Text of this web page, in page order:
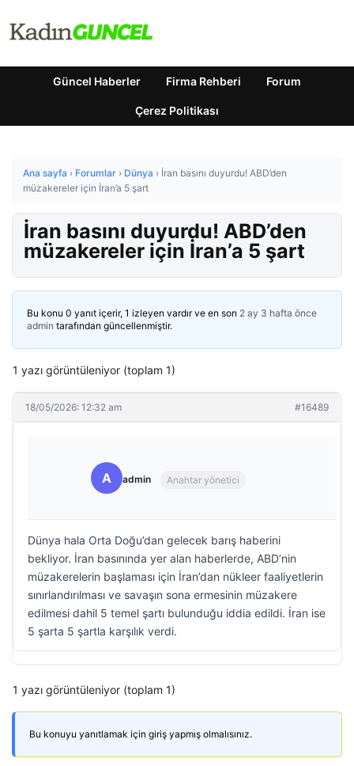
Güncel Haberler Firma Rehberi Forum
Çerez Politikası
Ana sayfa › Forumlar › Dünya › İran basını duyurdu! ABD’den
müzakereler için İran’a 5 şart
İran basını duyurdu! ABD’den
müzakereler için İran’a 5 şart
Bu konu 0 yanıt içerir, 1 izleyen vardır ve en son 2 ay 3 hafta önce
admin tarafından güncellenmiştir.
1 yazı görüntüleniyor (toplam 1)
18/05/2026: 12:32 am #16489
A admin Anahtar yönetici
Dünya hala Orta Doğu’dan gelecek barış haberini
bekliyor. İran basınında yer alan haberlerde, ABD’nin
müzakerelerin başlaması için İran’dan nükleer faaliyetlerin
sınırlandırılması ve savaşın sona ermesinin müzakere
edilmesi dahil 5 temel şartı bulunduğu iddia edildi. İran ise
5 şarta 5 şartla karşılık verdi.
1 yazı görüntüleniyor (toplam 1)
Bu konuyu yanıtlamak için giriş yapmış olmalısınız.